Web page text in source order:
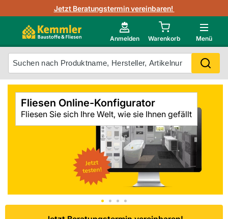
Jetzt Beratungstermin vereinbaren!
Anmelden Warenkorb Menü
3D-Raumvisualisierung
Kemmler-Partner
Ihr Fliesentyp
Fliesen-Kemmler AR-App
Highlight des Monats Fliesenserie Paladina
Gutjahr
Otto
Neu im Onlineshop?
Mein Konto
Meistverkaufte Produkte
Unsere Kemmler-Marke
Fliesen Online-Konfigurator
Fliesen Sie sich Ihre Welt, wie sie Ihnen gefällt